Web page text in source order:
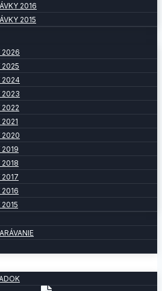
2016
2015
2026
2025
2024
2023
2022
2020
2019
2018
2017
2016